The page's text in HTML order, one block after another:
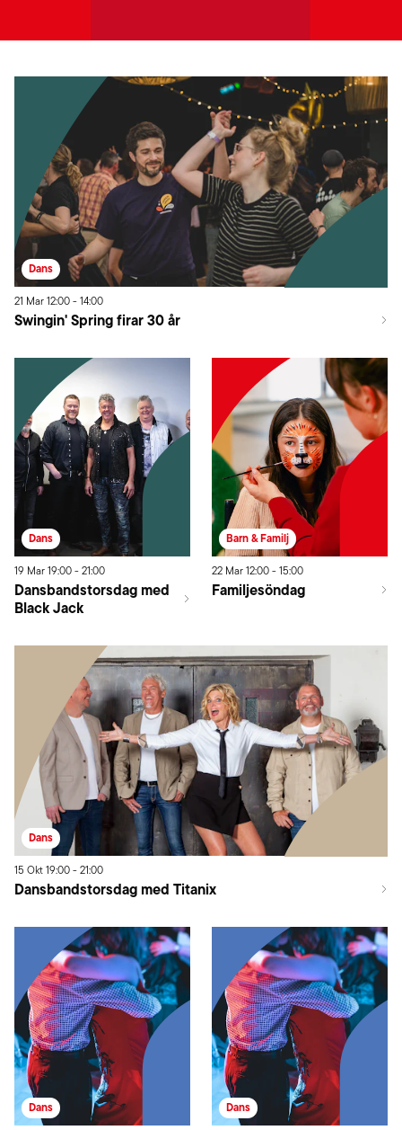
Dans
21 Mar12:00-14:00
Swingin' Spring firar 30 år
Dans
19 Mar19:00-21:00
Dansbandstorsdag med
Black Jack
Barn & Familj
22 Mar12:00-15:00
Familjesöndag
Dans
15 Okt19:00-21:00
Dansbandstorsdag med Titanix
Dans Dans